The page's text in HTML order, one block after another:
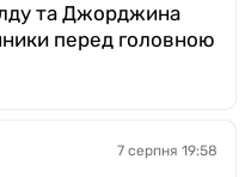
та Джорджина
перед головною
7 серпня 19:58